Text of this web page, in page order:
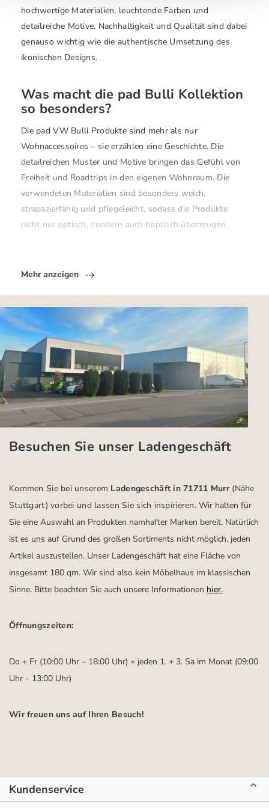
hochwertige Materialien, leuchtende Farben und
detailreiche Motive. Nachhaltigkeit und Qualität sind dabei
genauso wichtig wie die authentische Umsetzung des
ikonischen Designs.
Was macht die pad Bulli Kollektion
so besonders?
Die pad VW Bulli Produkte sind mehr als nur
Wohnaccessoires – sie erzählen eine Geschichte. Die
detailreichen Muster und Motive bringen das Gefühl von
Freiheit und Roadtrips in den eigenen Wohnraum. Die
verwendeten Materialien sind besonders weich,
strapazierfähig und pflegeleicht, sodass die Produkte
nicht nur optisch, sondern auch haptisch überzeugen.
Mehr anzeigen
Besuchen Sie unser Ladengeschäft
Kommen Sie bei unserem Ladengeschäft in 71711 Murr (Nähe
Stuttgart) vorbei und lassen Sie sich inspirieren.Wir halten für
Sie eine Auswahl an Produkten namhafter Marken bereit. Natürlich
ist es uns auf Grund des großen Sortiments nicht möglich, jeden
Artikel auszustellen. Unser Ladengeschäft hat eine Fläche von
insgesamt 180 qm. Wir sind also kein Möbelhaus im klassischen
Sinne. Bitte beachten Sie auch unsere Informationen hier.
Öffnungszeiten:
Do + Fr (10:00 Uhr – 18:00 Uhr) + jeden 1. + 3. Sa im Monat (09:00
Uhr – 13:00 Uhr)
Wir freuen uns auf Ihren Besuch!
Kundenservice